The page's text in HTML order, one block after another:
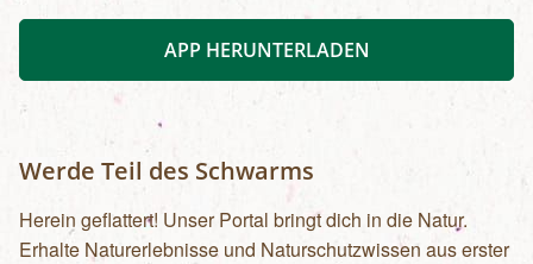
APP HERUNTERLADEN
Werde Teil des Schwarms
Herein geflattert! Unser Portal bringt dich in die Natur.
Erhalte Naturerlebnisse und Naturschutzwissen aus erster